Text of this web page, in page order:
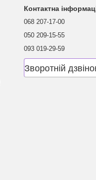
Контактна
068 207-17-00
050 209-15-55
093 019-29-59
Зворотній